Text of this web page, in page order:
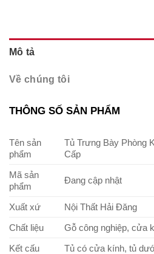
Mô tả
Về chúng tôi
THÔNG SỐ SẢN PHẨM
Tên sản
phẩm
Tủ Trưng Bày Phòng
Cấp
Mã sản
phẩm
Đang cập nhật
Xuất xứ
Nội Thất Hải Đăng
Chất liệu
Gỗ công nghiệp, cửa
Kết cấu
Tủ có cửa kính, tủ